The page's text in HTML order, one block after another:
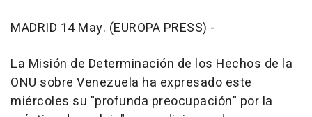
MADRID 14 May. (EUROPA PRESS) -
La Misión de Determinación de los Hechos de la
ONU sobre Venezuela ha expresado este
miércoles su "profunda preocupación" por la